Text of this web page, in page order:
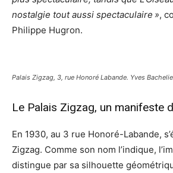
nostalgie tout aussi spectaculaire »,
Philippe Hugron.
Palais Zigzag, 3, rue Honoré Labande. Yves
Le Palais Zigzag, un manifeste
En 1930, au 3 rue Honoré-Labande,
Zigzag. Comme son nom l’indique,
distingue par sa silhouette